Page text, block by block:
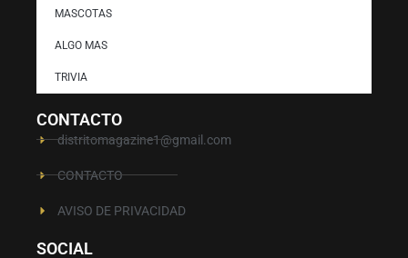
MASCOTAS
ALGO MAS
TRIVIA
CONTACTO
distritomagazine1@gmail.com
CONTACTO
AVISO DE PRIVACIDAD
SOCIAL